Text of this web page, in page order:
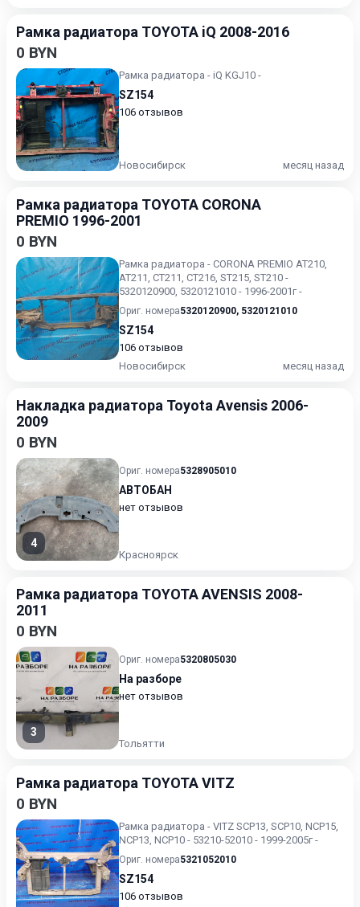
Рамка радиатора TOYOTA iQ 2008-2016
0 BYN
Рамка радиатора - iQ KGJ10 -
SZ154
106 отзывов
Новосибирск месяц назад
Рамка радиатора TOYOTA CORONA
PREMIO 1996-2001
0 BYN
Рамка радиатора - CORONA PREMIO AT210,
AT211, CT211, CT216, ST215, ST210 -
5320120900, 5320121010 - 1996-2001г -
Ориг. номера5320120900, 5320121010
SZ154
106 отзывов
Новосибирск
месяц назад
Накладка радиатора Toyota Avensis 2006-
2009
0 BYN
4
Ориг. номера5328905010
АВТОБАН
нет отзывов
Красноярск
Рамка радиатора TOYOTA AVENSIS 2008-
2011
0 BYN
3
Ориг. номера5320805030
На разборе
нет отзывов
Тольятти
Рамка радиатора TOYOTA VITZ
0 BYN
Рамка радиатора - VITZ SCP13, SCP10, NCP15,
NCP13, NCP10 - 53210-52010 - 1999-2005г -
Ориг. номера5321052010
SZ154
106 отзывов